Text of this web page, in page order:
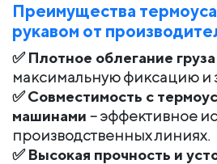
Преимущества
рукавом от
✅Плотное облегание груза
максимальную фиксацию и
✅Совместимость с
машинами – эффективное
производственных линиях.
✅Высокая прочность и